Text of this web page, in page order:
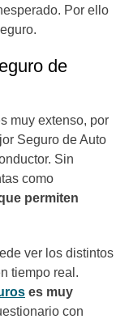
Por ello
de
muy extenso, por
Seguro de Auto
Sin
como
permiten
ver los distintos
tiempo real.
es muy
con